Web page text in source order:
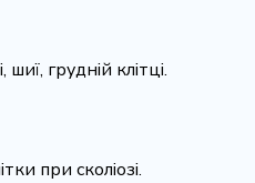
шиї, грудній клітці.
при сколіозі.